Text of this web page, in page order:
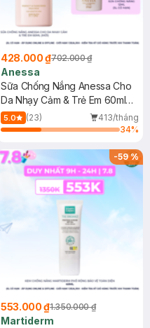
428.000 ₫702.000 ₫
Anessa
Sữa Chống Nắng Anessa Cho
Da Nhạy Cảm & Trẻ Em 60ml
(Mới)
5.0 (23)
413/tháng
34%
-59%
553.000 ₫1.350.000 ₫
Martiderm